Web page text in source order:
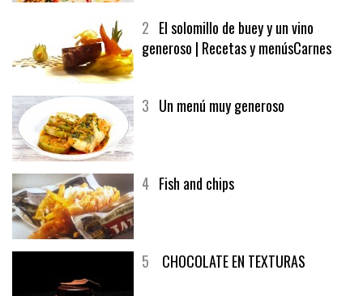
MELOCOTÓN
2El solomillo de buey y un vino